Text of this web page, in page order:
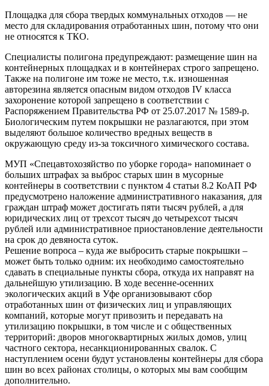
Площадка для сбора твердых коммунальных отходов — не
место для складирования отработанных шин, потому что они
не относятся к ТКО.
Специалисты полигона предупреждают: размещение шин на
контейнерных площадках и в контейнерах строго запрещено.
Также на полигоне им тоже не место, т.к. изношенная
авторезина является опасным видом отходов IV класса
захоронение которой запрещено в соответствии с
Распоряжением Правительства РФ от 25.07.2017 № 1589-р.
Биологическим путем покрышки не разлагаются, при этом
выделяют большое количество вредных веществ в
окружающую среду из-за токсичного химического состава.
МУП «Спецавтохозяйство по уборке города» напоминает о
больших штрафах за выброс старых шин в мусорные
контейнеры в соответствии с пунктом 4 статьи 8.2 КоАП РФ
предусмотрено наложение административного наказания, для
граждан штраф может достигать пяти тысяч рублей, а для
юридических лиц от трехсот тысяч до четырехсот тысяч
рублей или административное приостановление деятельности
на срок до девяноста суток.
Решение вопроса – куда же выбросить старые покрышки –
может быть только одним: их необходимо самостоятельно
сдавать в специальные пункты сбора, откуда их направят на
дальнейшую утилизацию. В ходе весенне-осенних
экологических акций в Уфе организовывают сбор
отработанных шин от физических лиц и управляющих
компаний, которые могут привозить и передавать на
утилизацию покрышки, в том числе и с общественных
территорий: дворов многоквартирных жилых домов, улиц
частного сектора, несанкционированных свалок. С
наступлением осени будут установлены контейнеры для сбора
шин во всех районах столицы, о которых мы вам сообщим
дополнительно.